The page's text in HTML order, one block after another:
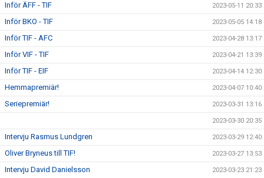
Inför ÄFF - TIF 2023-05-11 20:33
Inför BKO - TIF 2023-05-05 14:18
Inför TIF - AFC 2023-04-28 13:17
Inför VIF - TIF 2023-04-21 13:39
Inför TIF - EIF 2023-04-14 12:30
Hemmapremiär! 2023-04-07 10:40
Seriepremiär! 2023-03-31 13:16
2023-03-30 20:35
Intervju Rasmus Lundgren 2023-03-29 12:40
Oliver Bryneus till TIF! 2023-03-27 13:53
Intervju David Danielsson 2023-03-23 21:23